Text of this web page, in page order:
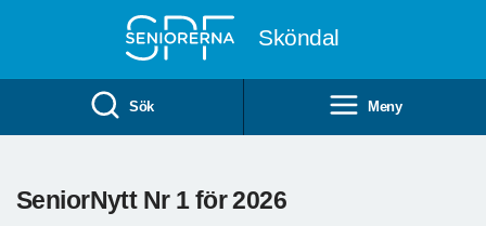
Sköndal
Sök Meny
SeniorNytt Nr 1 för 2026